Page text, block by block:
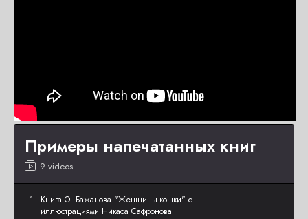
Примеры напечатанных книг
9 videos
1
Книга О. Бажанова "Женщины-кошки" с
иллюстрациями Никаса Сафронова